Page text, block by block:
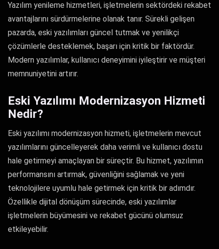
Yazılım yenileme hizmetleri, işletmelerin sektördeki rekabet
avantajlarını sürdürmelerine olanak tanır. Sürekli gelişen
pazarda, eski yazılımları güncel tutmak ve yenilikçi
çözümlerle desteklemek, başarı için kritik bir faktördür.
Modern yazılımlar, kullanıcı deneyimini iyileştirir ve müşteri
memnuniyetini artırır.
Eski Yazılımı Modernizasyon Hizmeti
Nedir?
Eski yazılımı modernizasyon hizmeti, işletmelerin mevcut
yazılımlarını güncelleyerek daha verimli ve kullanıcı dostu
hale getirmeyi amaçlayan bir süreçtir. Bu hizmet, yazılımın
performansını artırmak, güvenliğini sağlamak ve yeni
teknolojilere uyumlu hale getirmek için kritik bir adımdır.
Özellikle dijital dönüşüm sürecinde, eski yazılımlar
işletmelerin büyümesini ve rekabet gücünü olumsuz
etkileyebilir.